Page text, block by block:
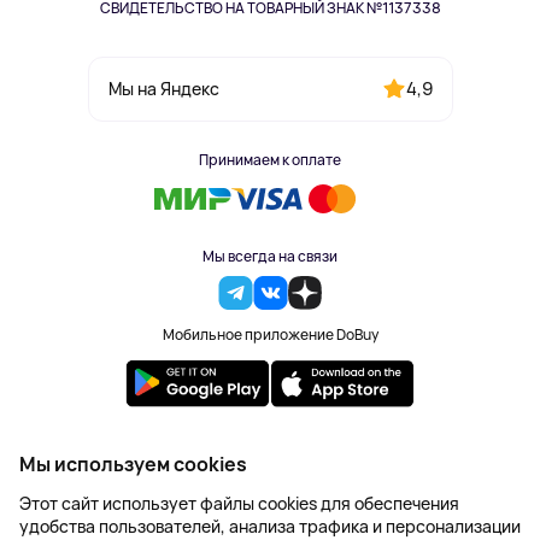
СВИДЕТЕЛЬСТВО НА ТОВАРНЫЙ ЗНАК №1137338
Мы на Яндекс 4,9
Принимаем к оплате
Мы всегда на связи
Мобильное приложение DoBuy
2023-2026 © DoBuy. Все права защищены
Правила обработки персональных данных
Пользовательское соглашение
Оферта
Мы используем cookies
Этот сайт использует файлы cookies для обеспечения
удобства пользователей, анализа трафика и персонализации